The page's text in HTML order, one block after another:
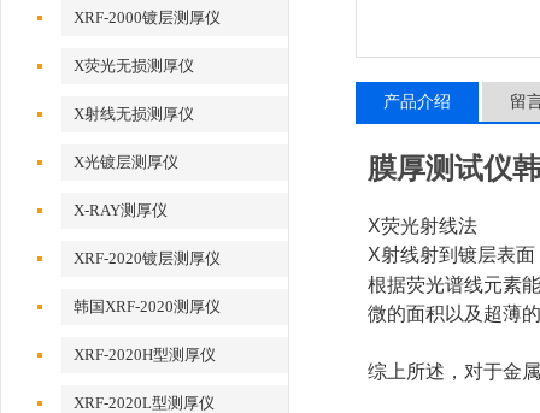
XRF-2000镀层测厚仪
X荧光无损测厚仪
X射线无损测厚仪
X光镀层测厚仪
X-RAY测厚仪
XRF-2020镀层测厚仪
韩国XRF-2020测厚仪
XRF-2020H型测厚仪
XRF-2020L型测厚仪
产品介绍 留
膜厚测试仪
X荧光射线法
X射线射到镀层表
根据荧光谱线元素
微的面积以及超薄
综上所述，对于金